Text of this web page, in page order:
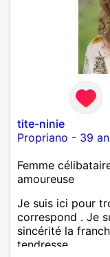
tite-ninie
Propriano - 39
Femme
amoureuse
Je suis ici pour
correspond . Je
sincérité la
tendresse.